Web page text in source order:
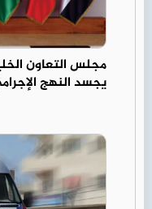
مجلس التعاون
يجسد النهج